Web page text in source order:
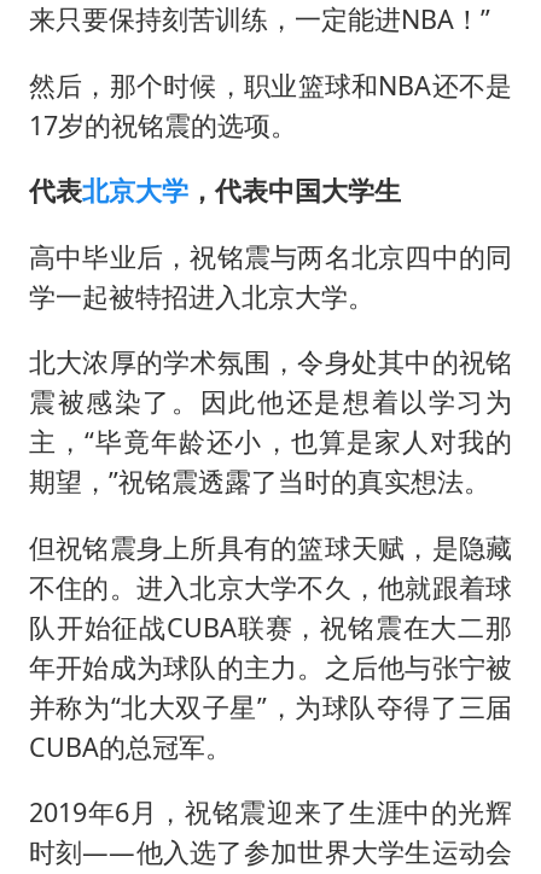
来只要保持刻苦训练，一定能进NBA！”
然后，那个时候，职业篮球和NBA还不是
17岁的祝铭震的选项。
代表北京大学，代表中国大学生
高中毕业后，祝铭震与两名北京四中的同
学一起被特招进入北京大学。
北大浓厚的学术氛围，令身处其中的祝铭
震被感染了。因此他还是想着以学习为
主，“毕竟年龄还小，也算是家人对我的
期望，”祝铭震透露了当时的真实想法。
但祝铭震身上所具有的篮球天赋，是隐藏
不住的。进入北京大学不久，他就跟着球
队开始征战CUBA联赛，祝铭震在大二那
年开始成为球队的主力。之后他与张宁被
并称为“北大双子星”，为球队夺得了三届
CUBA的总冠军。
2019年6月，祝铭震迎来了生涯中的光辉
时刻——他入选了参加世界大学生运动会